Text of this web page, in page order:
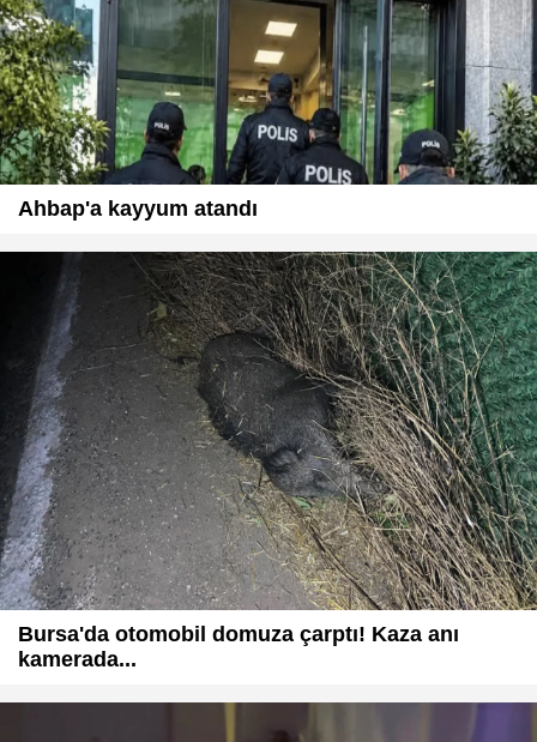
Ahbap'a kayyum atandı
Bursa'da otomobil domuza çarptı! Kaza anı
kamerada...